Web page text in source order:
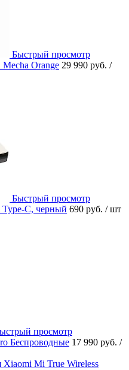
Быстрый просмотр
Orange 29 990 руб. /
Быстрый просмотр
C, черный 690 руб. / шт
просмотр
Беспроводные 17 990 руб. /